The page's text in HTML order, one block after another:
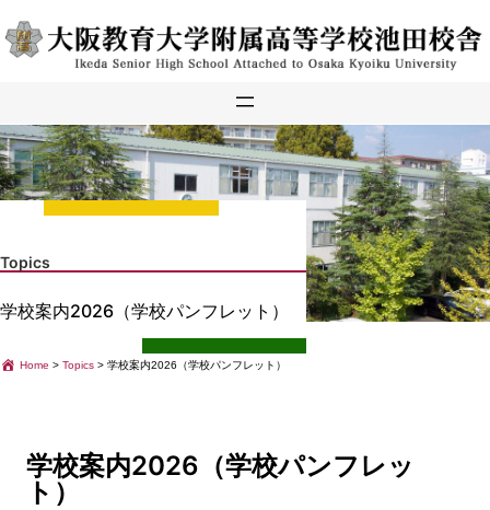
を
Topics
学校案内2026（学校パンフレット）
Home > Topics > 学校案内2026（学校パンフレット）
学校案内2026（学校パンフレッ
ト）